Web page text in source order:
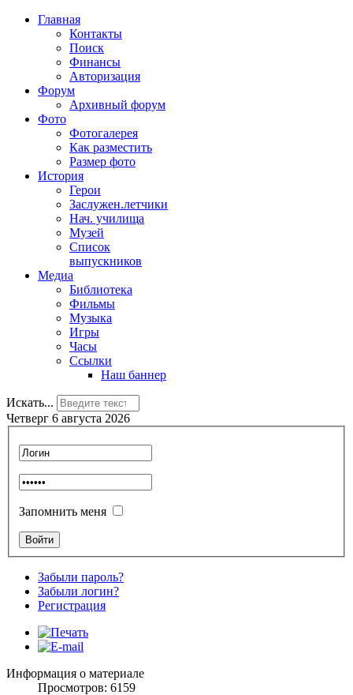
Главная
Контакты
Поиск
Финансы
Авторизация
Форум
Архивный форум
Фото
Фотогалерея
Как разместить
Размер фото
История
Герои
Заслужен.летчики
Нач. училища
Музей
Список
выпускников
Медиа
Библиотека
Фильмы
Музыка
Игры
Часы
Ссылки
Наш баннер
Искать...
Четверг 6 августа 2026
Запомнить меня
Забыли пароль?
Забыли логин?
Регистрация
Информация о материале
Просмотров: 6159